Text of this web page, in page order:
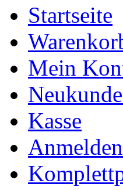
Startseite
Mein
Kasse
Anmelden